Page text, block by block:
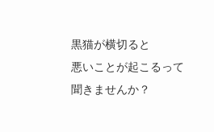
黒猫が横切ると
悪いことが起こるって
聞きませんか？